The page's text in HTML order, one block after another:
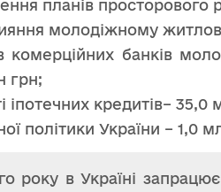
планів просторового
молодіжному
комерційних банків
грн;
іпотечних кредитів– 35,0
політики України – 1,0
року в Україні